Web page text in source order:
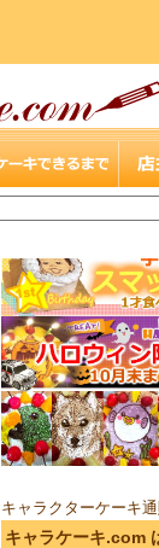
キャラクターケーキ
キャラケーキ.com